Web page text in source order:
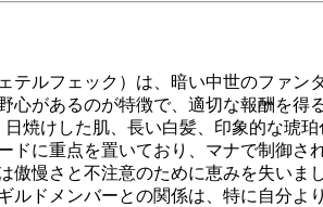
テルフェック）は、暗い中世のファ
心があるのが特徴で、適切な報酬を
日焼けした肌、長い白髪、印象的な琥
ドに重点を置いており、マナで制御
傲慢さと不注意のために恵みを失い
ルドメンバーとの関係は、特に自分